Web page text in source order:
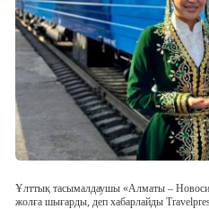
Ұлттық тасымалдаушы «Алматы –
жолға шығарды, деп хабарлайды